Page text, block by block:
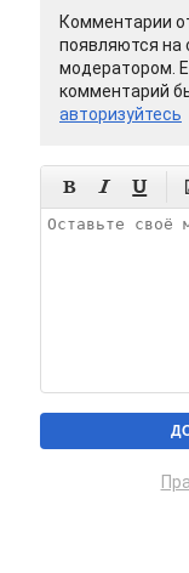
Комментарии
появляются на
модератором.
комментарий
авторизуйтесь
  